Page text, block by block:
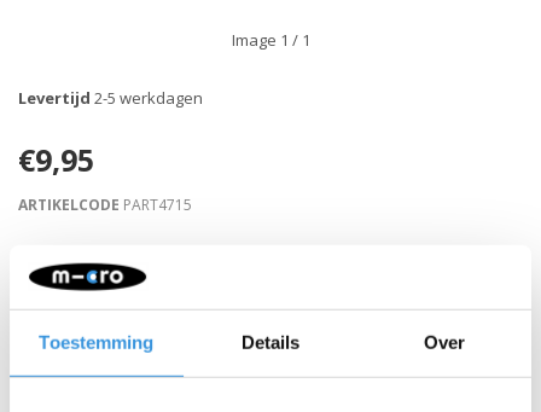
Toestemming Details Over
Image 1 / 1
Levertijd 2-5 werkdagen
€9,95
ARTIKELCODE PART4715
Retour binnen 30 dagen
Beschrijving